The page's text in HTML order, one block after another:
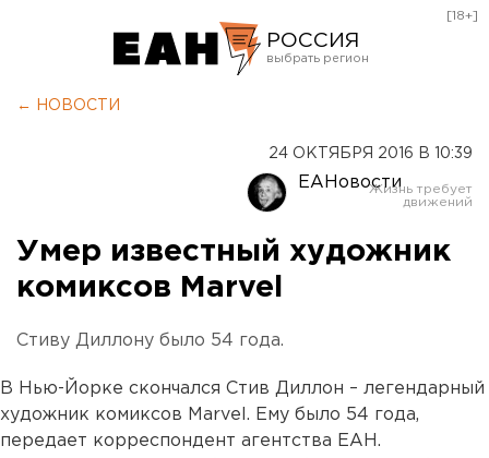
РОССИЯ
Оренбург
[18+]
← НОВОСТИ
24 ОКТЯБРЯ 2016 В 10:39
ЕАНовости
Умер известный художник
комиксов Marvel
Стиву Диллону было 54 года.
В Нью-Йорке скончался Стив Диллон – легендарный
художник комиксов Marvel. Ему было 54 года,
передает корреспондент агентства ЕАН.